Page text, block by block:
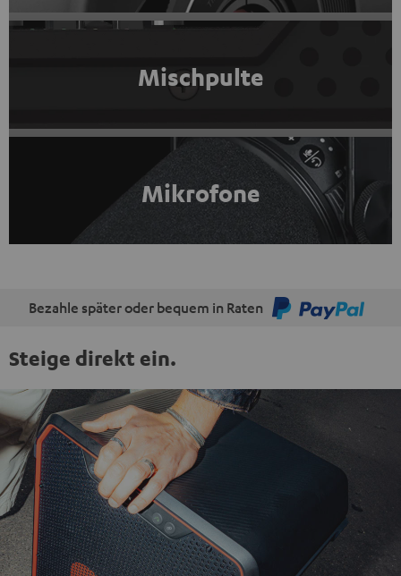
Mischpulte
Mikrofone
Bezahle später oder bequem in Raten
Steige direkt ein.